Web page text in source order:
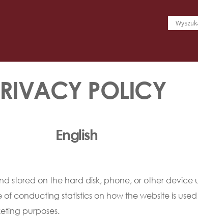
POLICY
English
stored on the hard disk, phone, or other device
conducting statistics on how the website is
purposes.